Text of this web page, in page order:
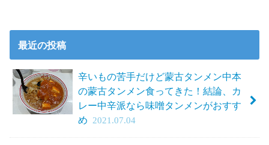
最近の投稿
辛いもの苦手だけど蒙古タンメン中本
の蒙古タンメン食ってきた！結論、カ
レー中辛派なら味噌タンメンがおすす
め 2021.07.04